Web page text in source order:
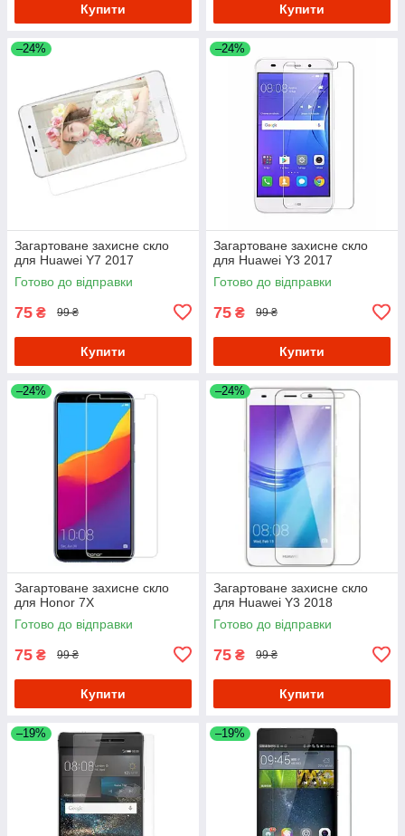
Купити Купити
–24%
Загартоване захисне скло
для Huawei Y7 2017
Готово до відправки
75 ₴ 99 ₴
Купити
–24%
Загартоване захисне скло
для Huawei Y3 2017
Готово до відправки
75 ₴ 99 ₴
Купити
–24%
Загартоване захисне скло
для Honor 7X
Готово до відправки
75 ₴ 99 ₴
Купити
–24%
Загартоване захисне скло
для Huawei Y3 2018
Готово до відправки
75 ₴ 99 ₴
Купити
–19% –19%